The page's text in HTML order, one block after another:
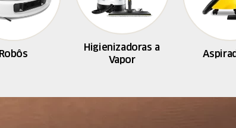
Robôs
Higienizadoras a
Vapor